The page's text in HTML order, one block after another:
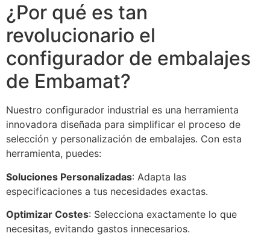
¿Por qué es tan
revolucionario el
configurador de embalajes
de Embamat?
Nuestro configurador industrial es una herramienta
innovadora diseñada para simplificar el proceso de
selección y personalización de embalajes. Con esta
herramienta, puedes:
Soluciones Personalizadas: Adapta las
especificaciones a tus necesidades exactas.
Optimizar Costes: Selecciona exactamente lo que
necesitas, evitando gastos innecesarios.